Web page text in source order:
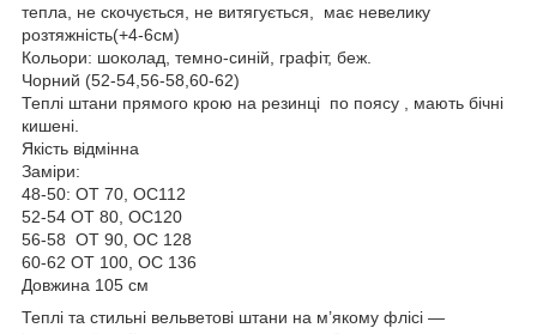
тепла, не скочується, не витягується, має невелику
розтяжність(+4-6см)
Кольори: шоколад, темно-синій, графіт, беж.
Чорний (52-54,56-58,60-62)
Теплі штани прямого крою на резинці по поясу , мають бічні
кишені.
Якість відмінна
Заміри:
48-50: ОТ 70, ОС112
52-54 ОТ 80, ОС120
56-58 ОТ 90, ОС 128
60-62 ОТ 100, ОС 136
Довжина 105 см
Теплі та стильні вельветові штани на м’якому флісі —